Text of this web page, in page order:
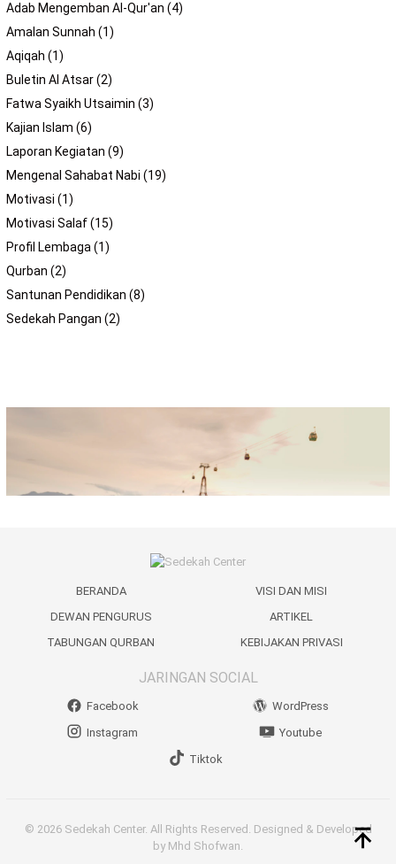
Adab Mengemban Al-Qur'an (4)
Amalan Sunnah (1)
Aqiqah (1)
Buletin Al Atsar(2)
Fatwa Syaikh Utsaimin (3)
Kajian Islam (6)
Laporan Kegiatan (9)
Mengenal Sahabat Nabi (19)
Motivasi (1)
Motivasi Salaf(15)
Profil Lembaga (1)
Qurban (2)
Santunan Pendidikan (8)
Sedekah Pangan (2)
BERANDA
VISI DAN MISI
DEWAN PENGURUS
ARTIKEL
TABUNGAN QURBAN
KEBIJAKAN PRIVASI
JARINGAN SOCIAL
Facebook
WordPress
Instagram
Youtube
Tiktok
© 2026 Sedekah Center. All Rights Reserved. Designed & Developed
by Mhd Shofwan.